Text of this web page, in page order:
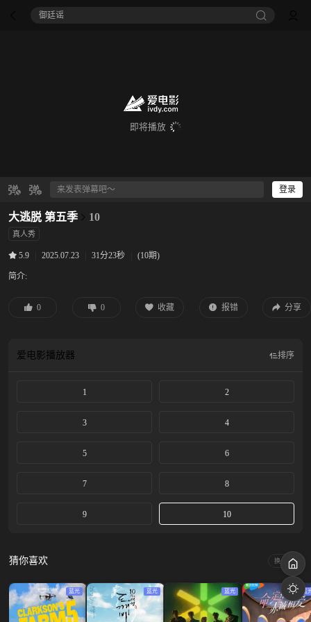
御廷谣‎
即将播放
登录
大逃脱 第五季 10
真人秀
5.9 2025.07.23 31分23秒 (10期)
简介:
0 0 收藏 报错 分享
爱电影播放器 排序
1 2
3 4
5 6
7 8
9 10
猜你喜欢 换一换
蓝光 蓝光 蓝光 蓝